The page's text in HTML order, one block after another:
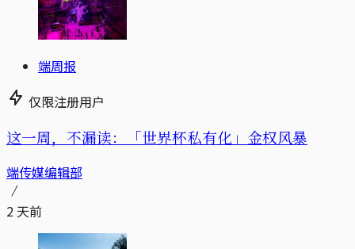
端周报
仅限注册用户
这一周，不漏读：「世界杯私有化」金权风暴
端传媒编辑部
2 天前